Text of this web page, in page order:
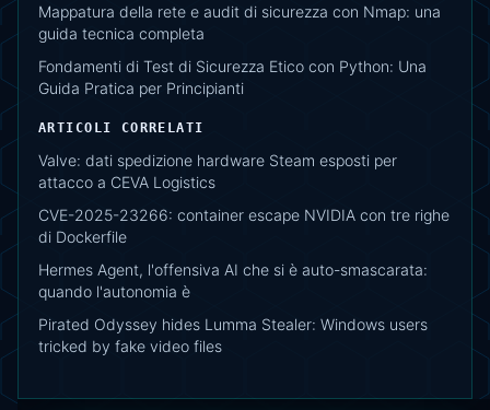
Mappatura della rete e audit di sicurezza con Nmap: una
guida tecnica completa
Fondamenti di Test di Sicurezza Etico con Python: Una
Guida Pratica per Principianti
ARTICOLI CORRELATI
Valve: dati spedizione hardware Steam esposti per
attacco a CEVA Logistics
CVE-2025-23266: container escape NVIDIA con tre righe
di Dockerfile
Hermes Agent, l'offensiva AI che si è auto-smascarata:
quando l'autonomia è
Pirated Odyssey hides Lumma Stealer: Windows users
tricked by fake video files